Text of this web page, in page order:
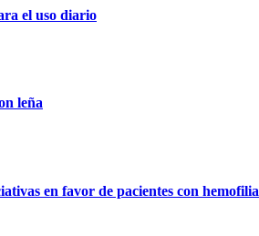
el uso diario
leña
en favor de pacientes con hemofilia